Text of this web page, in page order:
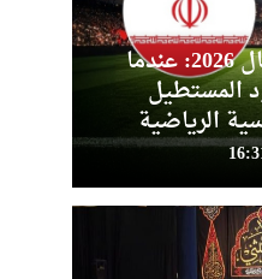
مصر وإيران في مونديال 2026: عندما
المستطيل
الرياضية